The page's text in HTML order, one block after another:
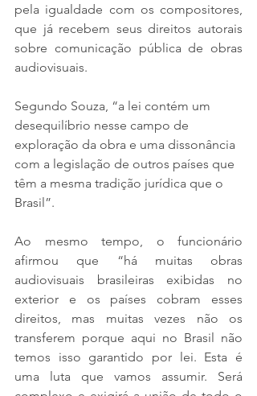
pela igualdade com os compositores,
que já recebem seus direitos autorais
sobre comunicação pública de obras
audiovisuais.
Segundo Souza, “a lei contém um
desequilíbrio nesse campo de
exploração da obra e uma dissonância
com a legislação de outros países que
têm a mesma tradição jurídica que o
Brasil”.
Ao mesmo tempo, o funcionário
afirmou que “há muitas obras
audiovisuais brasileiras exibidas no
exterior e os países cobram esses
direitos, mas muitas vezes não os
transferem porque aqui no Brasil não
temos isso garantido por lei. Esta é
uma luta que vamos assumir. Será